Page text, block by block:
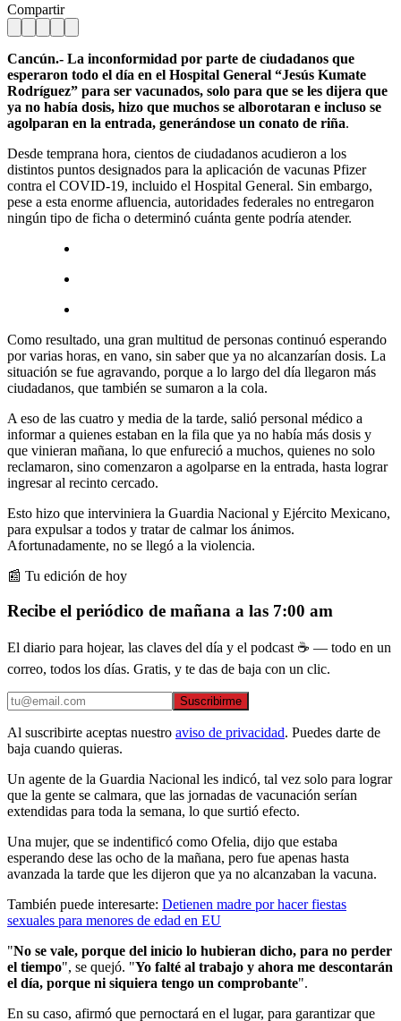
Compartir
Cancún.- La inconformidad por parte de ciudadanos que
esperaron todo el día en el Hospital General “Jesús Kumate
Rodríguez” para ser vacunados, solo para que se les dijera que
ya no había dosis, hizo que muchos se alborotaran e incluso se
agolparan en la entrada, generándose un conato de riña.
Desde temprana hora, cientos de ciudadanos acudieron a los
distintos puntos designados para la aplicación de vacunas Pfizer
contra el COVID-19, incluido el Hospital General. Sin embargo,
pese a esta enorme afluencia, autoridades federales no entregaron
ningún tipo de ficha o determinó cuánta gente podría atender.
Como resultado, una gran multitud de personas continuó esperando
por varias horas, en vano, sin saber que ya no alcanzarían dosis. La
situación se fue agravando, porque a lo largo del día llegaron más
ciudadanos, que también se sumaron a la cola.
A eso de las cuatro y media de la tarde, salió personal médico a
informar a quienes estaban en la fila que ya no había más dosis y
que vinieran mañana, lo que enfureció a muchos, quienes no solo
reclamaron, sino comenzaron a agolparse en la entrada, hasta lograr
ingresar al recinto cercado.
Esto hizo que interviniera la Guardia Nacional y Ejército Mexicano,
para expulsar a todos y tratar de calmar los ánimos.
Afortunadamente, no se llegó a la violencia.
📰 Tu edición de hoy
Recibe el periódico de mañana a las 7:00 am
El diario para hojear, las claves del día y el podcast ☕ — todo en un
correo, todos los días. Gratis, y te das de baja con un clic.
Suscribirme
Al suscribirte aceptas nuestro aviso de privacidad. Puedes darte de
baja cuando quieras.
Un agente de la Guardia Nacional les indicó, tal vez solo para lograr
que la gente se calmara, que las jornadas de vacunación serían
extendidas para toda la semana, lo que surtió efecto.
Una mujer, que se indentificó como Ofelia, dijo que estaba
esperando dese las ocho de la mañana, pero fue apenas hasta
avanzada la tarde que les dijeron que ya no alcanzaban la vacuna.
También puede interesarte: Detienen madre por hacer fiestas
sexuales para menores de edad en EU
"No se vale, porque del inicio lo hubieran dicho, para no perder
el tiempo", se quejó. "Yo falté al trabajo y ahora me descontarán
el día, porque ni siquiera tengo un comprobante".
En su caso, afirmó que pernoctará en el lugar, para garantizar que